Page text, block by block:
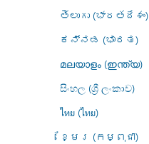
తెలుగు (భారతదేశం)
ಕನ್ನಡ (ಭಾರತ)
മലയാളം (ഇന്ത്യ)
සිංහල (ශ්‍රී ලංකාව)
ไทย (ไทย)
ខ្មែរ (កម្ពុជា)